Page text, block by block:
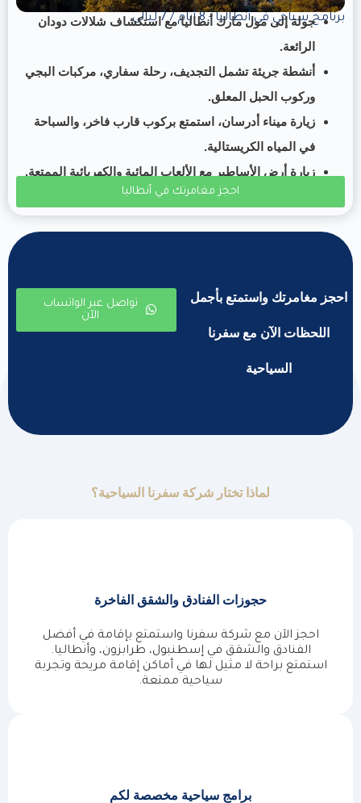
برنامج سياحي في أنطاليا - 8 أيام / 7 ليالي
جولة إلى مول مارك أنطاليا مع استكشاف شلالات دودان
الرائعة.
أنشطة جريئة تشمل التجديف، رحلة سفاري، مركبات البجي
وركوب الحبل المعلق.
زيارة ميناء أدرسان، استمتع بركوب قارب فاخر، والسباحة
في المياه الكريستالية.
زيارة أرض الأساطير مع الألعاب المائية والكهربائية الممتعة.
احجز مغامرتك في أنطاليا
احجز مغامرتك واستمتع بأجمل
اللحظات الآن مع سفرنا
السياحية
تواصل عبر الواتساب
الآن
لماذا تختار شركة سفرنا السياحية؟
حجوزات الفنادق والشقق الفاخرة
احجز الآن مع شركة سفرنا واستمتع بإقامة في أفضل
الفنادق والشقق في إسطنبول، طرابزون، وأنطاليا.
استمتع براحة لا مثيل لها في أماكن إقامة مريحة وتجربة
سياحية ممتعة.
برامج سياحية مخصصة لكم